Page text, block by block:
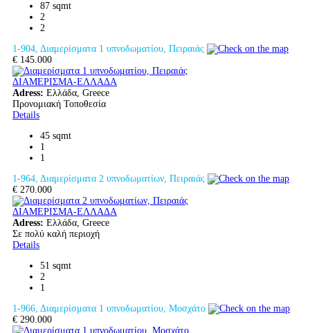
87 sqmt
2
2
1-904, Διαμερίσματα 1 υπνοδωματίου, Πειραιάς
€ 145.000
ΔΙΑΜΕΡΙΣΜΑ-ΕΛΛΑΔΑ
Adress: Ελλάδα, Greece
Προνομιακή Τοποθεσία
Details
45 sqmt
1
1
1-964, Διαμερίσματα 2 υπνοδωματίων, Πειραιάς
€ 270.000
ΔΙΑΜΕΡΙΣΜΑ-ΕΛΛΑΔΑ
Adress: Ελλάδα, Greece
Σε πολύ καλή περιοχή
Details
51 sqmt
2
1
1-966, Διαμερίσματα 1 υπνοδωματίου, Μοσχάτο
€ 290.000